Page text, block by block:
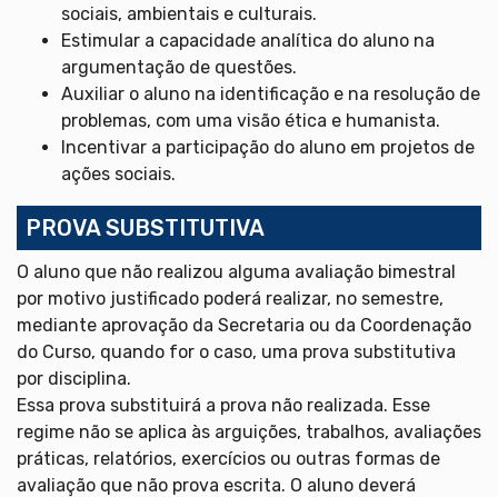
sociais, ambientais e culturais.
Estimular a capacidade analítica do aluno na
argumentação de questões.
Auxiliar o aluno na identificação e na resolução de
problemas, com uma visão ética e humanista.
Incentivar a participação do aluno em projetos de
ações sociais.
PROVA SUBSTITUTIVA
O aluno que não realizou alguma avaliação bimestral
por motivo justificado poderá realizar, no semestre,
mediante aprovação da Secretaria ou da Coordenação
do Curso, quando for o caso, uma prova substitutiva
por disciplina.
Essa prova substituirá a prova não realizada. Esse
regime não se aplica às arguições, trabalhos, avaliações
práticas, relatórios, exercícios ou outras formas de
avaliação que não prova escrita. O aluno deverá